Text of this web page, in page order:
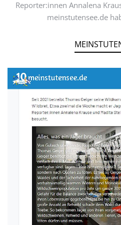
Reporter:innen Annalena
meinstutensee.de